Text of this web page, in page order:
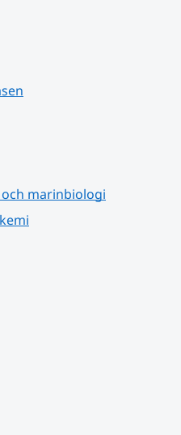
marinbiologi